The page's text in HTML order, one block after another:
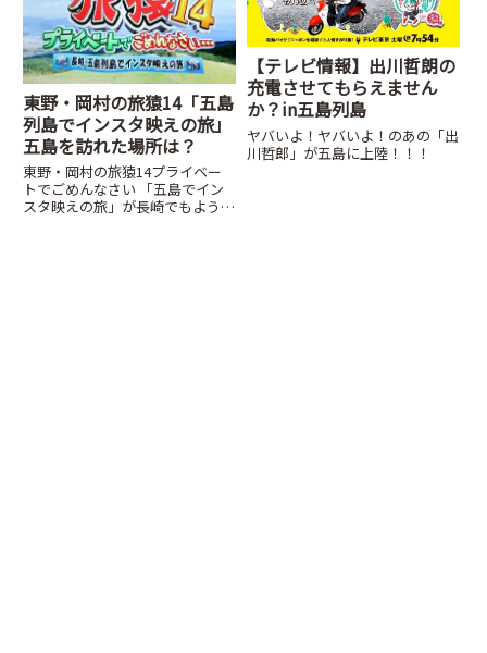
東野・岡村の旅猿14「五島
列島でインスタ映えの旅」
五島を訪れた場所は？
東野・岡村の旅猿14プライベー
トでごめんなさい 「五島でイン
スタ映えの旅」が長崎でもようや
【テレビ情報】出川哲朗の
充電させてもらえません
か？in五島列島
ヤバいよ！ヤバいよ！のあの「出
川哲郎」が五島に上陸！！！